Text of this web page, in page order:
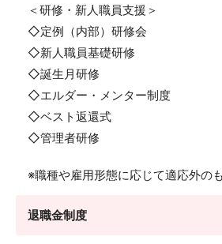
＜研修・新人職員支援＞
◇定例（内部）研修会
◇新人職員基礎研修
◇誕生月研修
◇エルダー・メンター制度
◇ベスト返還式
◇管理者研修
※職種や雇用形態に応じて適応外の
退職金制度